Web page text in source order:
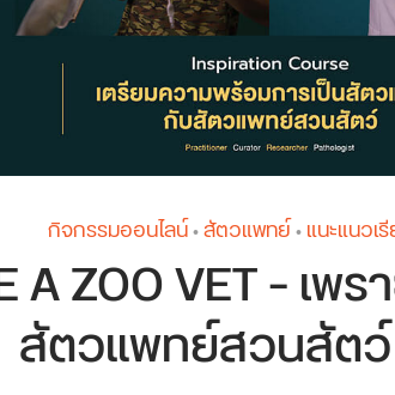
กิจกรรมออนไลน์•สัตวแพทย์• แนะแนว
A ZOO VET – เพ
สัตวแพทย์สวนสัต